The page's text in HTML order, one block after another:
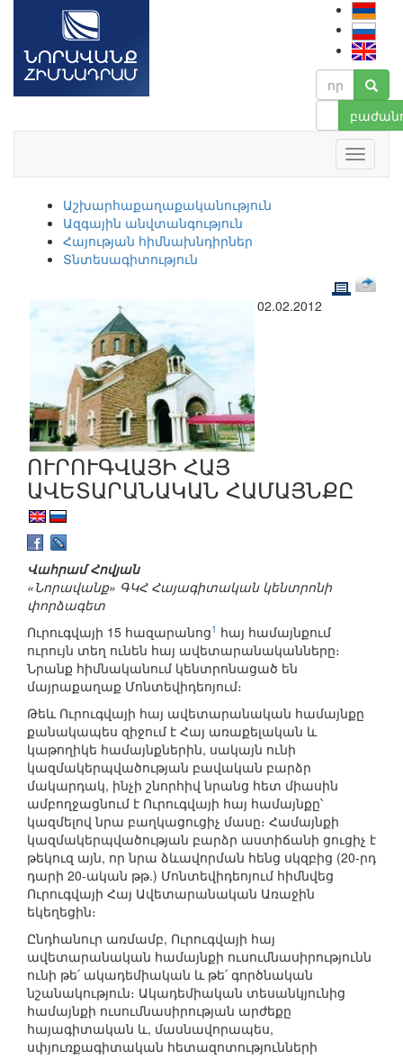
Աշխարհաքաղաքականություն
Ազգային անվտանգություն
Հայության հիմնախնդիրներ
Տնտեսագիտություն
02.02.2012
ՈՒՐՈՒԳՎԱՅԻ ՀԱՅ
ԱՎԵՏԱՐԱՆԱԿԱՆ ՀԱՄԱՅՆՔԸ
Վահրամ Հովյան
«Նորավանք» ԳԿՀ Հայագիտական կենտրոնի
փորձագետ
Ուրուգվայի 15 հազարանոց1 հայ համայնքում
ուրույն տեղ ունեն հայ ավետարանականները։
Նրանք հիմնականում կենտրոնացած են
մայրաքաղաք Մոնտեվիդեոյում։
Թեև Ուրուգվայի հայ ավետարանական համայնքը
քանակապես զիջում է Հայ առաքելական և
կաթողիկե համայնքներին, սակայն ունի
կազմակերպվածության բավական բարձր
մակարդակ, ինչի շնորհիվ նրանց հետ միասին
ամբողջացնում է Ուրուգվայի հայ համայնքը՝
կազմելով նրա բաղկացուցիչ մասը։ Համայնքի
կազմակերպվածության բարձր աստիճանի ցուցիչ է
թեկուզ այն, որ նրա ձևավորման հենց սկզբից (20-րդ
դարի 20-ական թթ.) Մոնտեվիդեոյում հիմնվեց
Ուրուգվայի Հայ Ավետարանական Առաջին
եկեղեցին։
Ընդհանուր առմամբ, Ուրուգվայի հայ
ավետարանական համայնքի ուսումնասիրությունն
ունի թե՛ ակադեմիական և թե՛ գործնական
նշանակություն։ Ակադեմիական տեսանկյունից
համայնքի ուսումնասիրության արժեքը
հայագիտական և, մասնավորապես,
սփյուռքագիտական հետազոտությունների